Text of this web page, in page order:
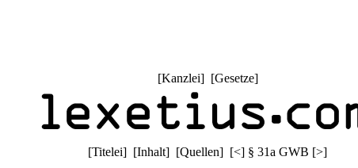
[Kanzlei] [Gesetze]
[Titelei] [Inhalt] [Quellen] [<] § 31a GWB [>]